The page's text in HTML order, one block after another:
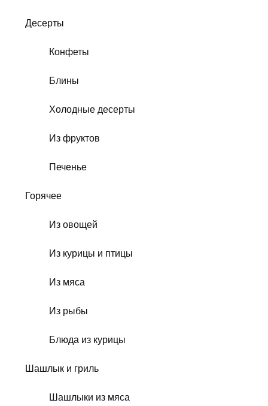
Десерты
Конфеты
Блины
Холодные десерты
Из фруктов
Печенье
Горячее
Из овощей
Из курицы и птицы
Из мяса
Из рыбы
Блюда из курицы
Шашлык и гриль
Шашлыки из мяса